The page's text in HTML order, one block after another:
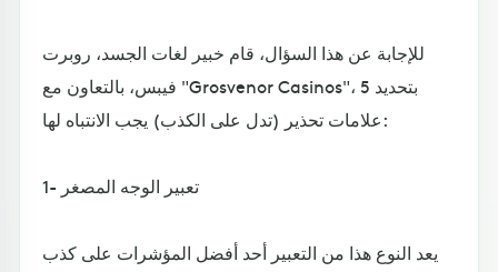
للإجابة عن هذا السؤال، قام خبير لغات الجسد، روبرت
فيبس، بالتعاون مع "Grosvenor Casinos"، بتحديد 5
علامات تحذير (تدل على الكذب) يجب الانتباه لها:
1- تعبير الوجه المصغر
يعد النوع هذا من التعبير أحد أفضل المؤشرات على كذب